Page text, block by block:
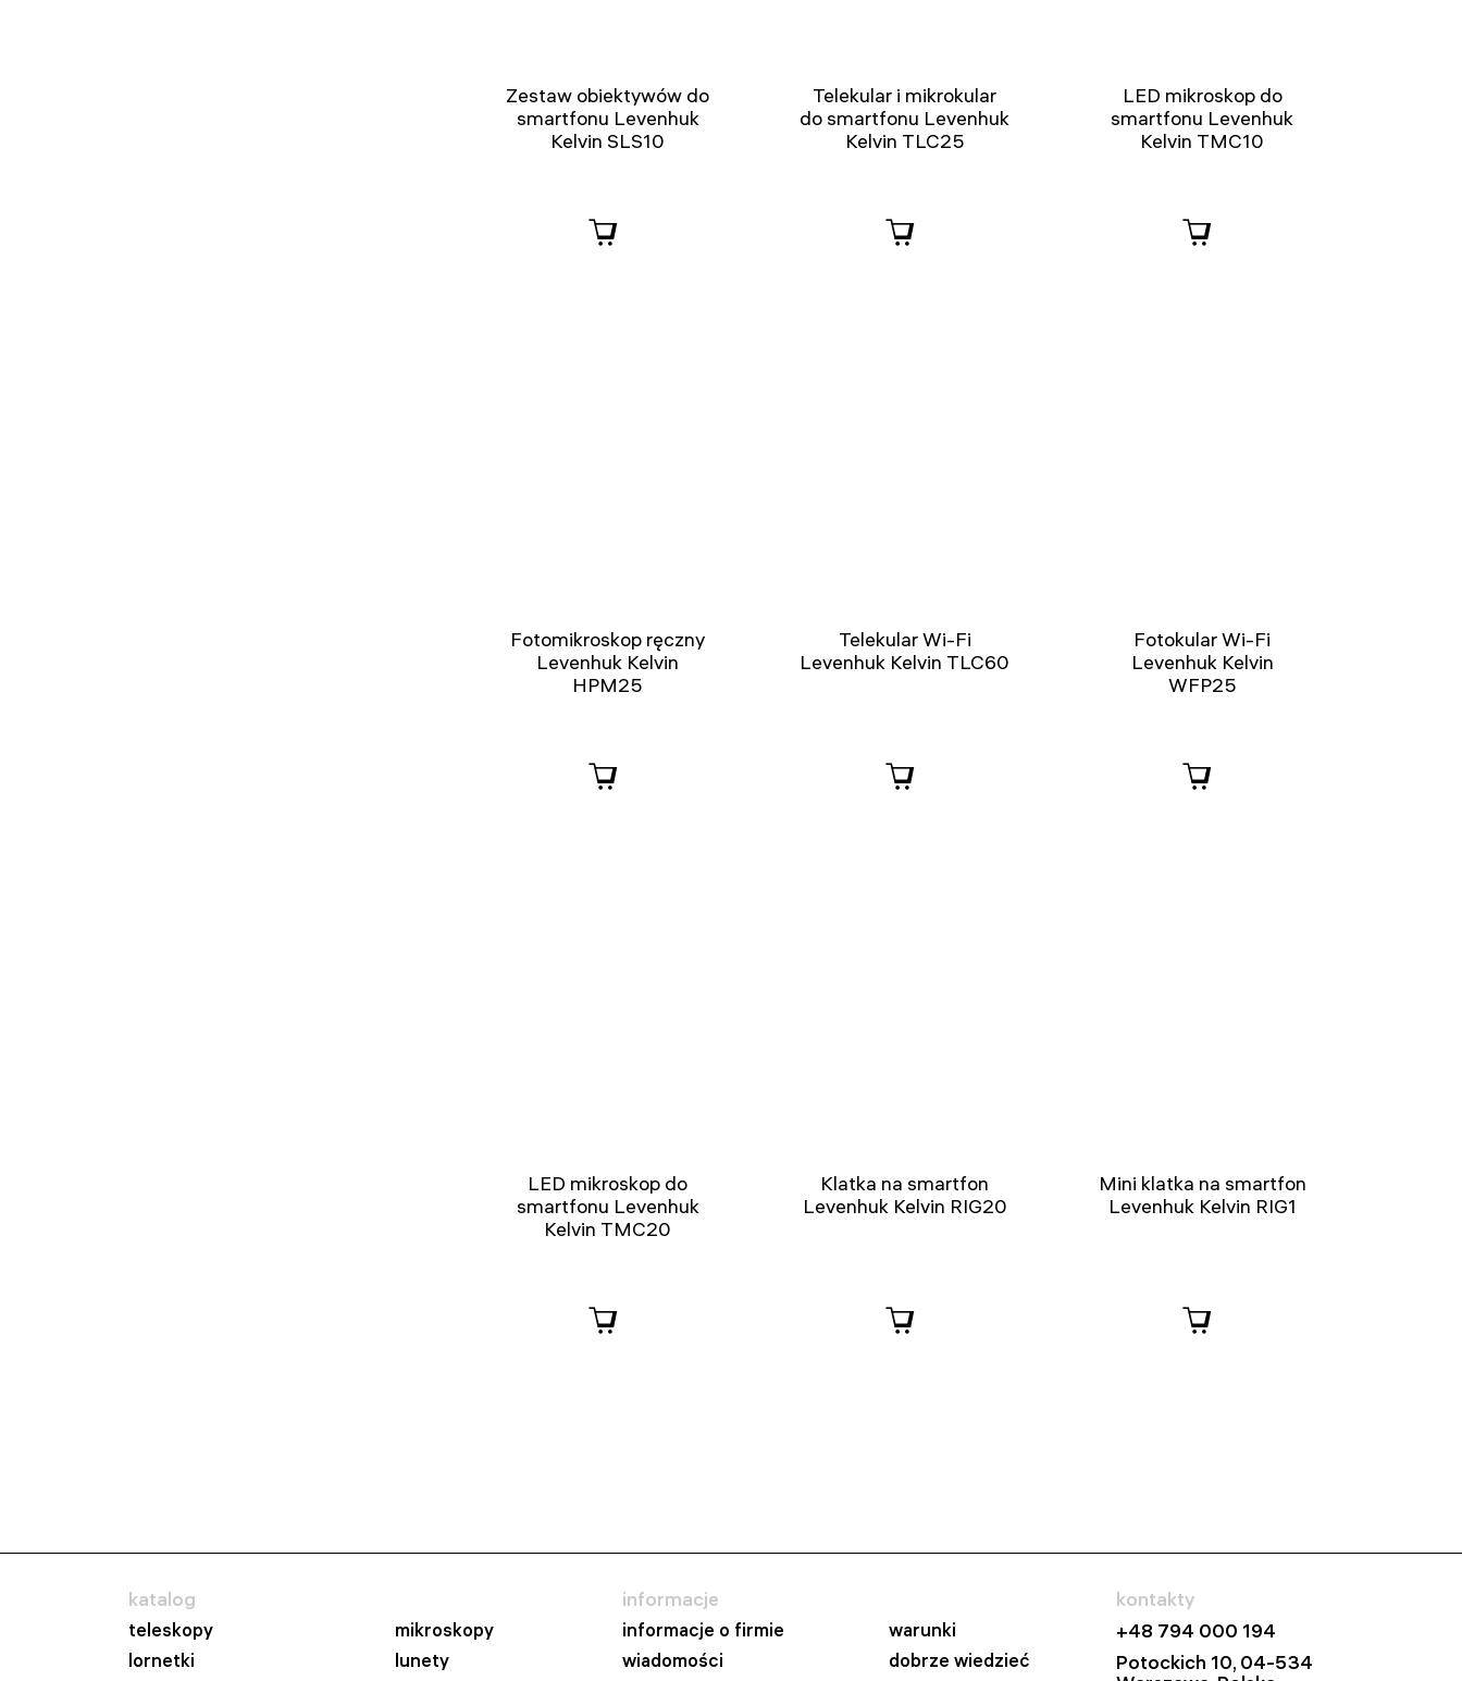
Zestaw obiektywów do
smartfonu Levenhuk
Kelvin SLS10
Telekular i mikrokular
do smartfonu Levenhuk
Kelvin TLC25
LED mikroskop do
smartfonu Levenhuk
Kelvin TMC10
Fotomikroskop ręczny
Levenhuk Kelvin
HPM25
Telekular Wi-Fi
Levenhuk Kelvin TLC60
Fotokular Wi-Fi
Levenhuk Kelvin
WFP25
LED mikroskop do
smartfonu Levenhuk
Kelvin TMC20
Klatka na smartfon
Levenhuk Kelvin RIG20
Mini klatka na smartfon
Levenhuk Kelvin RIG1
katalog
teleskopy
mikroskopy
lornetki
lunety
informacje
informacje o firmie
warunki
wiadomości
dobrze wiedzieć
kontakty
+48 794 000 194
Potockich 10, 04-534